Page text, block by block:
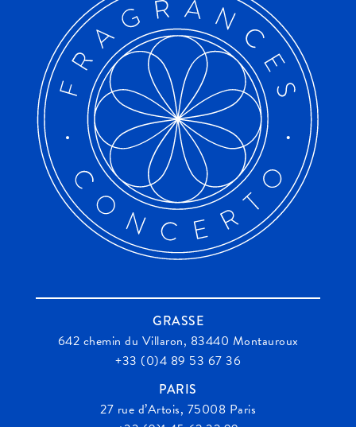
GRASSE
642 chemin du Villaron, 83440 Montauroux
+33 (0)4 89 53 67 36
PARIS
27 rue d’Artois, 75008 Paris